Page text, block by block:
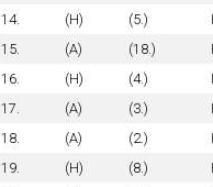
14.
(H) (5.)
15.
(A) (18.)
16.
(H) (4.)
17.
(A) (3.)
18.
(A) (2.)
19.
(H) (8.)